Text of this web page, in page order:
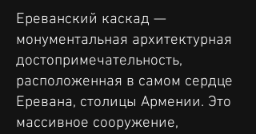
Ереванский каскад —
монументальная архитектурная
достопримечательность,
расположенная в самом сердце
Еревана, столицы Армении. Это
массивное сооружение,